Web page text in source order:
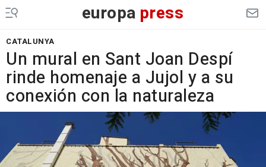
europa press
CATALUNYA
Un mural en Sant Joan Despí
rinde homenaje a Jujol y a su
conexión con la naturaleza